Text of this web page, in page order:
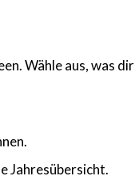
Wähle aus, was dir
Jahresübersicht.